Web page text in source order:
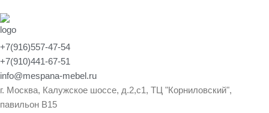
+7(916)557-47-54
+7(910)441-67-51
info@mespana-mebel.ru
г. Москва, Калужское шоссе, д.2,с1, ТЦ "Корниловский",
павильон В15